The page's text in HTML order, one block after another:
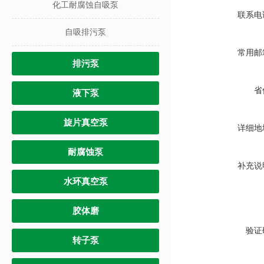
化工耐腐蚀自吸泵
自吸排污泵
排污泵
液下泵
旋片真空泵
耐腐蚀泵
水环真空泵
胶体磨
转子泵
联系电
常用邮
省
详细地
补充说
验证